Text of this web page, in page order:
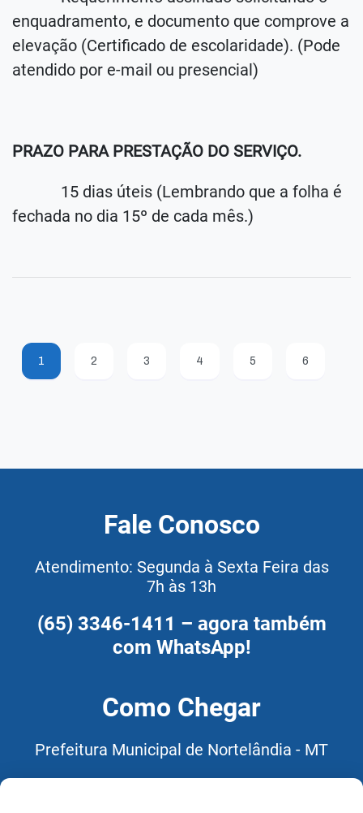
enquadramento, e documento que comprove a
elevação (Certificado de escolaridade). (Pode
atendido por e-mail ou presencial)
PRAZO PARA PRESTAÇÃO DO SERVIÇO.
15 dias úteis (Lembrando que a folha é
fechada no dia 15º de cada mês.)
1 2 3 4 5 6
Fale Conosco
Atendimento: Segunda à Sexta Feira das
7h às 13h
(65) 3346-1411 – agora também
com WhatsApp!
Como Chegar
Prefeitura Municipal de Nortelândia - MT